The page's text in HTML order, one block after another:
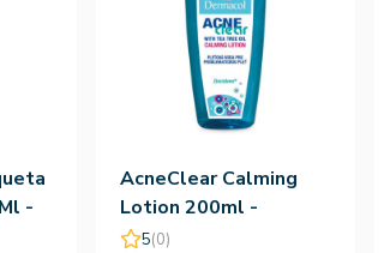
-
AcneClear Calming
Lotion 200ml -
Dermacol
5(0)